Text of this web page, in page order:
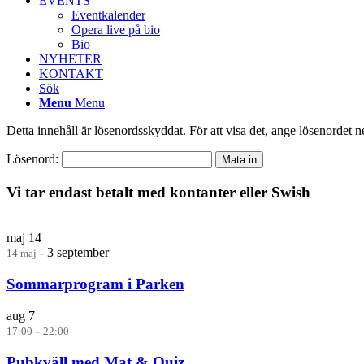
Eventkalender
Opera live på bio
Bio
NYHETER
KONTAKT
Sök
Menu Menu
Detta innehåll är lösenordsskyddat. För att visa det, ange lösenordet
Lösenord:
Vi tar endast betalt med kontanter eller Swish
maj 14
14 maj - 3 september
Sommarprogram i Parken
aug 7
17:00 - 22:00